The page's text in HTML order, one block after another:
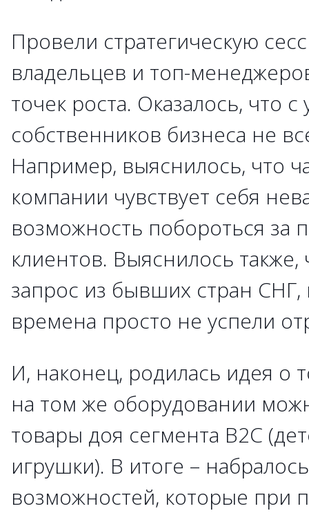
Провели стратегическую
владельцев и топ-
точек роста. Оказалось, что с
собственников бизнеса не
Например, выяснилось, что
компании чувствует себя
возможность побороться за
клиентов. Выяснилось
запрос из бывших стран
времена просто не успели
И, наконец, родилась идея о
на том же оборудовании
товары доя сегмента В2С
игрушки). В итоге –
возможностей, которые при